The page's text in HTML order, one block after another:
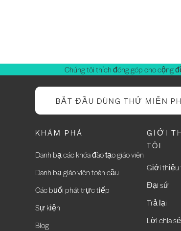
Chúng tôi thích đóng góp cho cộng
BẮT ĐẦU DÙNG THỬ MIỄN
KHÁM PHÁ
Danh bạ các khóa đào tạo giáo viên
Danh bạ giáo viên toàn cầu
Các buổi phát trực tiếp
Sự kiện
Blog
GIỚI
TÔI
Giới thiệu
Đại sứ
Trả lại
Lời chia